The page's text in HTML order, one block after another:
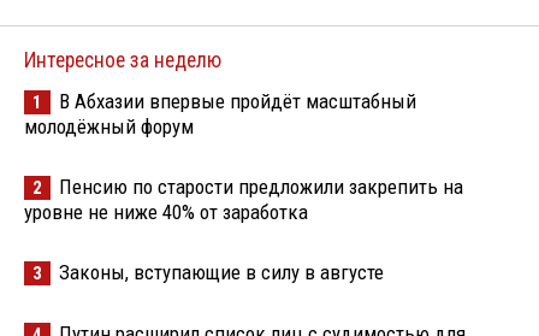
Интересное за неделю
1
В Абхазии впервые пройдёт масштабный
молодёжный форум
2
Пенсию по старости предложили закрепить на
уровне не ниже 40% от заработка
3 Законы, вступающие в силу в августе